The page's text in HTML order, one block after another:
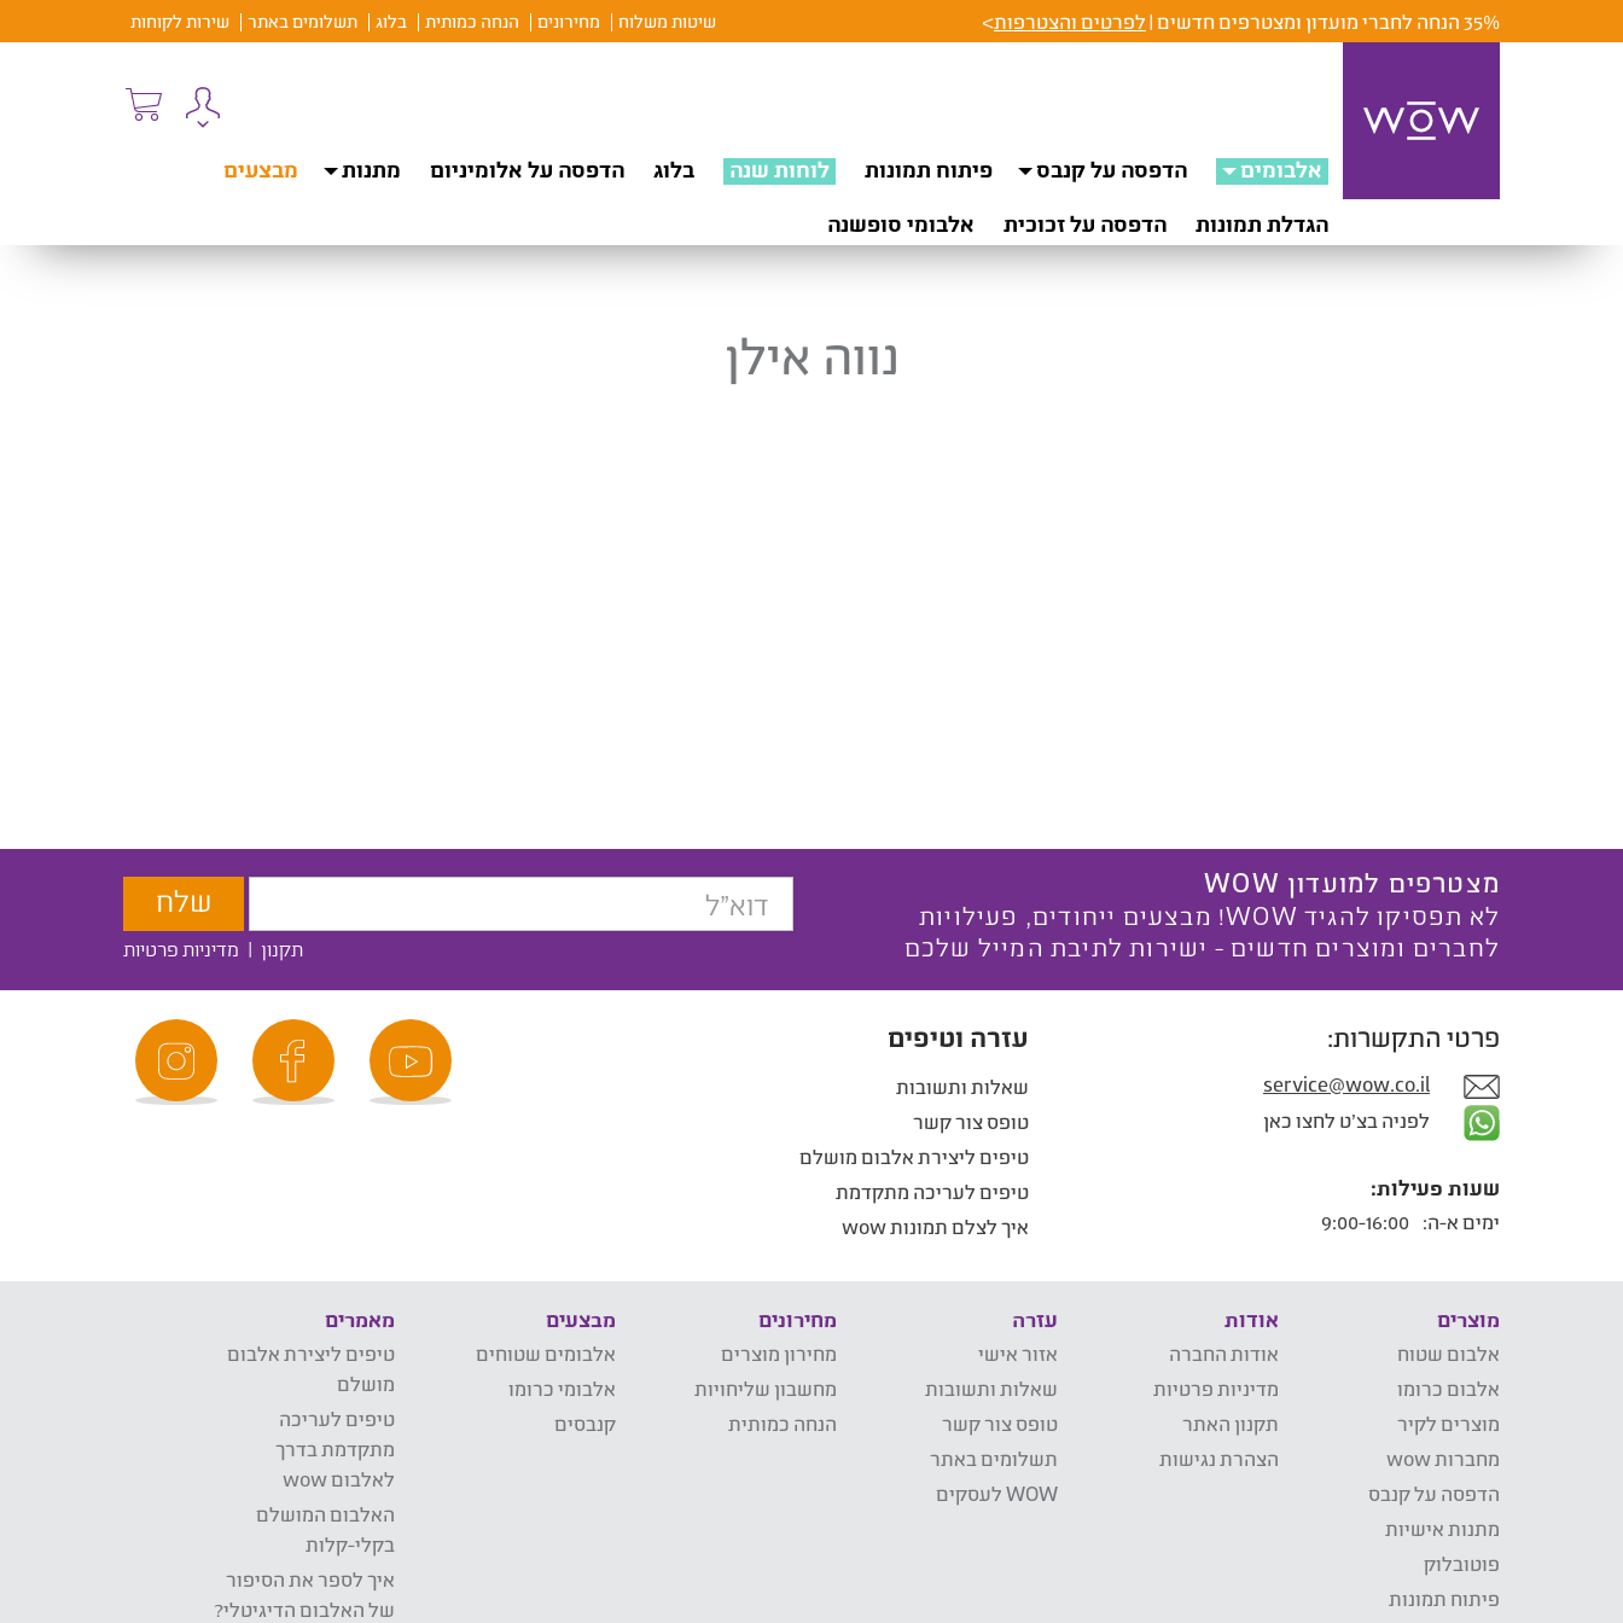
35% הנחה לחברי מועדון ומצטרפים חדשים | לפרטים והצטרפות> שיטות משלוח מחירונים הנחה כמותית בלוג תשלומים באתר שירות לקוחות
אלבומים הדפסה על קנבס פיתוח תמונות לוחות שנה בלוג הדפסה על אלומיניום מתנות
מבצעים
הגדלת תמונות
הדפסה על זכוכית אלבומי סופשנה
נווה אילן
מצטרפים למועדון WOW
לא תפסיקו להגיד WOW! מבצעים ייחודים, פעילויות
לחברים ומוצרים חדשים - ישירות לתיבת המייל שלכם
תקנון | מדיניות פרטיות
פרטי התקשרות:
service@wow.co.il
לפניה בצ'ט לחצו כאן
שעות פעילות:
ימים א-ה:
עזרה וטיפים
שאלות ותשובות
טופס צור קשר
טיפים ליצירת אלבום מושלם
טיפים לעריכה מתקדמת
איך לצלם תמונות wow
מוצרים
אלבום שטוח
אלבום כרומו
מוצרים לקיר
מחברות wow
הדפסה על קנבס
מתנות אישיות
פוטובלוק
פיתוח תמונות
אודות
אודות החברה
מדיניות פרטיות
תקנון האתר
הצהרת נגישות
עזרה
אזור אישי
שאלות ותשובות
טופס צור קשר
תשלומים באתר
WOW לעסקים
מחירונים
מחירון מוצרים
מחשבון שליחויות
הנחה כמותית
מבצעים
אלבומים שטוחים
אלבומי כרומו
קנבסים
מאמרים
טיפים ליצירת אלבום
מושלם
טיפים לעריכה
מתקדמת בדרך
לאלבום wow
האלבום המושלם
בקלי-קלות
איך לספר את הסיפור
של האלבום הדיגיטלי?